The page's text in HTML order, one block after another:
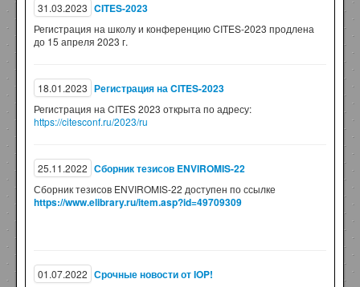
31.03.2023 CITES-2023
Регистрация на школу и конференцию CITES-2023 продлена
до 15 апреля 2023 г.
18.01.2023 Регистрация на CITES-2023
Регистрация на CITES 2023 открыта по адресу:
https://citesconf.ru/2023/ru
25.11.2022 Сборник тезисов ENVIROMIS-22
Сборник тезисов ENVIROMIS-22 доступен по ссылке
https://www.elibrary.ru/item.asp?id=49709309
01.07.2022 Срочные новости от IOP!